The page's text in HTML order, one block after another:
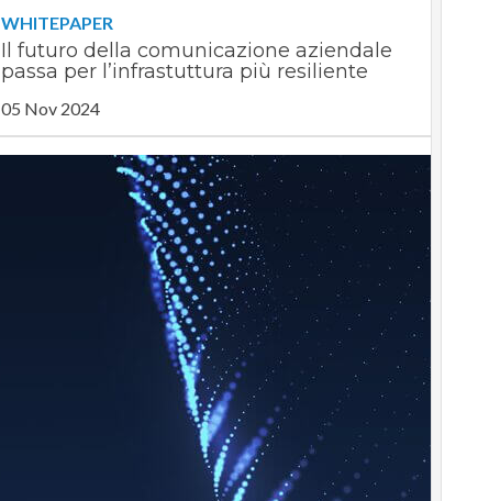
WHITEPAPER
Il futuro della comunicazione aziendale
passa per l’infrastuttura più resiliente
05 Nov 2024